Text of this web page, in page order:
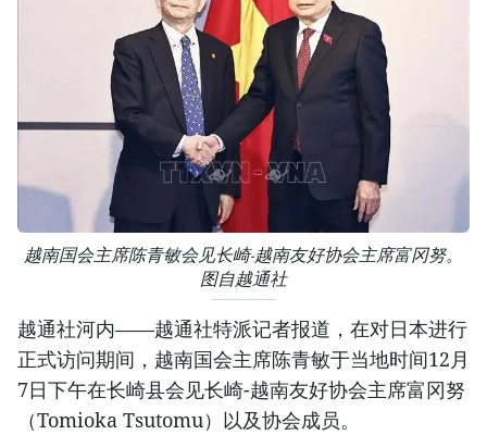
越南国会主席陈青敏会见长崎-越南友好协会主席富冈努。
图自越通社
越通社河内——越通社特派记者报道，在对日本进行
正式访问期间，越南国会主席陈青敏于当地时间12月
7日下午在长崎县会见长崎-越南友好协会主席富冈努
（Tomioka Tsutomu）以及协会成员。